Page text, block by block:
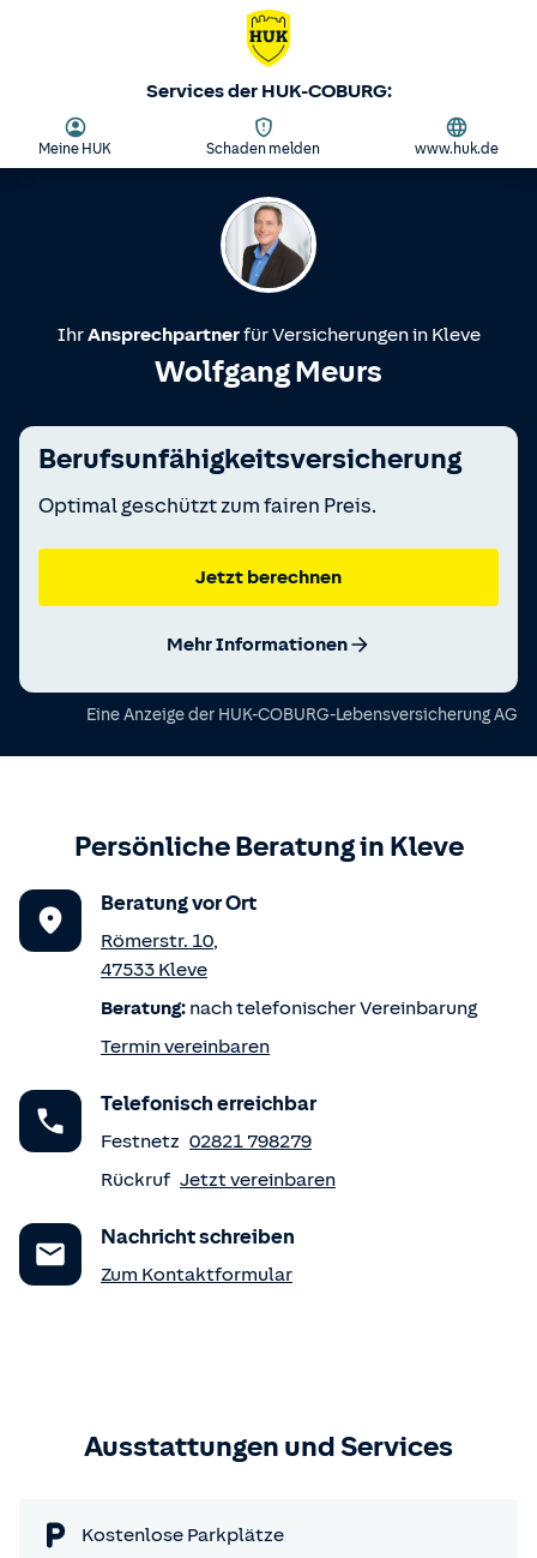
Services der HUK-COBURG:
Meine HUK Schaden melden www.huk.de
IhrAnsprechpartnerfür Versicherungen in Kleve
Wolfgang Meurs
Berufsunfähigkeitsversicherung
Optimal geschützt zum fairen Preis.
Jetzt berechnen
Mehr Informationen
Eine Anzeige der HUK-COBURG-Lebensversicherung AG
Persönliche Beratung in Kleve
Beratung vor Ort
Römerstr. 10,
47533 Kleve
Beratung: nach telefonischer Vereinbarung
Termin vereinbaren
Telefonisch erreichbar
Festnetz 02821 798279
Rückruf Jetzt vereinbaren
Nachricht schreiben
Zum Kontaktformular
Ausstattungen und Services
Kostenlose Parkplätze